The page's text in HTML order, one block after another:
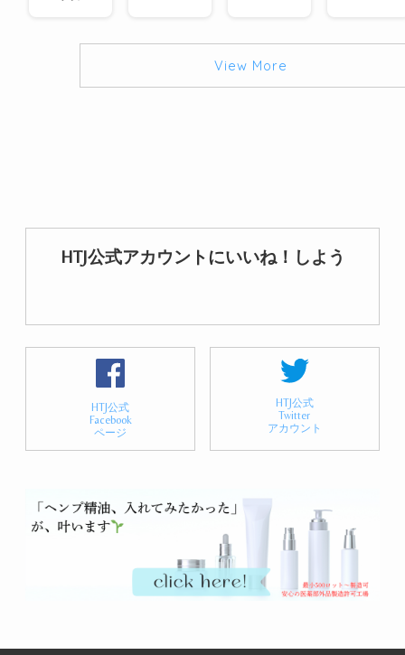
View More
HTJ公式アカウントにいいね！しよう
HTJ公式
Facebook
ページ
HTJ公式
Twitter
アカウント